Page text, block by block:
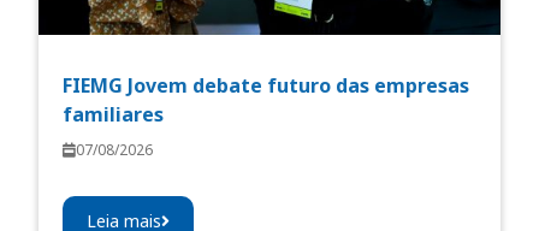
FIEMG Jovem debate futuro das empresas
familiares
07/08/2026
Leia mais